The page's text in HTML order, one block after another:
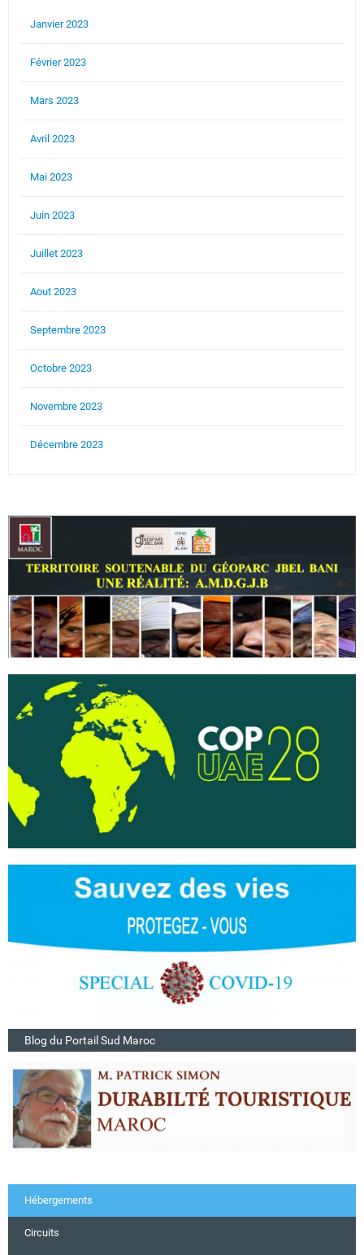
Janvier 2023
Février 2023
Mars 2023
Avril 2023
Mai 2023
Juin 2023
Juillet 2023
Aout 2023
Septembre 2023
Octobre 2023
Novembre 2023
Décembre 2023
Blog du Portail Sud Maroc
Hébergements
Circuits